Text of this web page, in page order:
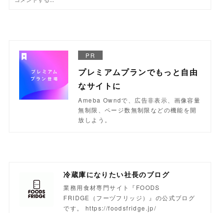
PR
プレミアムプランでもっと自由
なサイトに
Ameba Owndで、広告非表示、画像容量
無制限、ページ数無制限などの機能を開
放しよう。
冷蔵庫になりたい社長のブログ
業務用食材専門サイト『FOODS
FRIDGE（フーヅフリッジ）』の公式ブログ
です。 https://foodsfridge.jp/